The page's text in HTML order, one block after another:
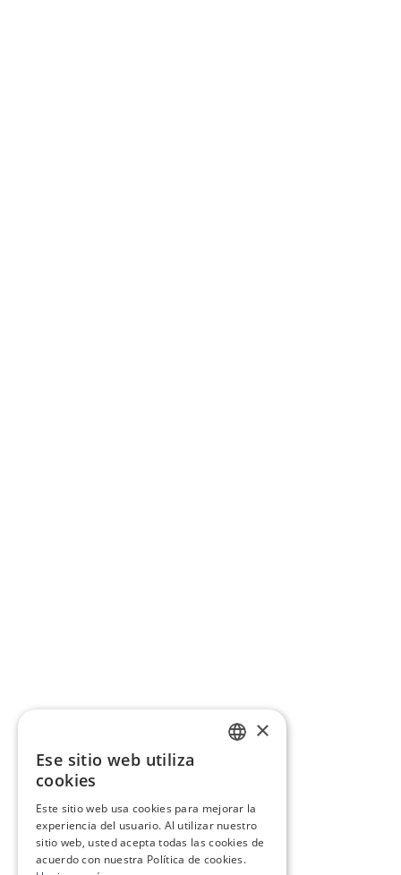
×
Ese sitio web utiliza
cookies
Este sitio web usa cookies para mejorar la
experiencia del usuario. Al utilizar nuestro
sitio web, usted acepta todas las cookies de
acuerdo con nuestra Política de cookies.